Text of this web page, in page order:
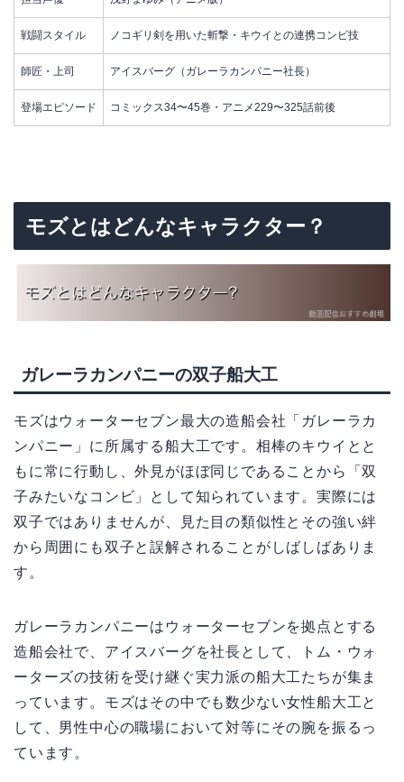
戦闘スタイル ノコギリ剣を用いた斬撃・キウイとの連携コンビ技
師匠・上司 アイスバーグ（ガレーラカンパニー社長）
登場エピソード コミックス34〜45巻・アニメ229〜325話前後
モズとはどんなキャラクター？
ガレーラカンパニーの双子船大工
モズはウォーターセブン最大の造船会社「ガレーラカ
ンパニー」に所属する船大工です。相棒のキウイとと
もに常に行動し、外見がほぼ同じであることから「双
子みたいなコンビ」として知られています。実際には
双子ではありませんが、見た目の類似性とその強い絆
から周囲にも双子と誤解されることがしばしばありま
す。
ガレーラカンパニーはウォーターセブンを拠点とする
造船会社で、アイスバーグを社長として、トム・ウォ
ーターズの技術を受け継ぐ実力派の船大工たちが集ま
っています。モズはその中でも数少ない女性船大工と
して、男性中心の職場において対等にその腕を振るっ
ています。